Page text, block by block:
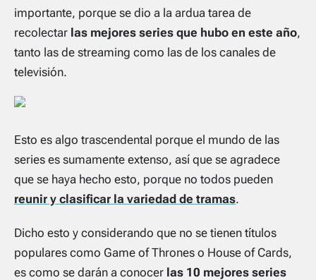
importante, porque se dio a la ardua tarea de
recolectar las mejores series que hubo en este año,
tanto las de streaming como las de los canales de
televisión.
Esto es algo trascendental porque el mundo de las
series es sumamente extenso, así que se agradece
que se haya hecho esto, porque no todos pueden
reunir y clasificar la variedad de tramas.
Dicho esto y considerando que no se tienen títulos
populares como Game of Thrones o House of Cards,
es como se darán a conocer las 10 mejores series